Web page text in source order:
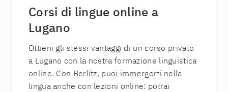
Corsi di lingue online a
Lugano
Ottieni gli stessi vantaggi di un corso privato
a Lugano con la nostra formazione linguistica
online. Con Berlitz, puoi immergerti nella
lingua anche con lezioni online: potrai